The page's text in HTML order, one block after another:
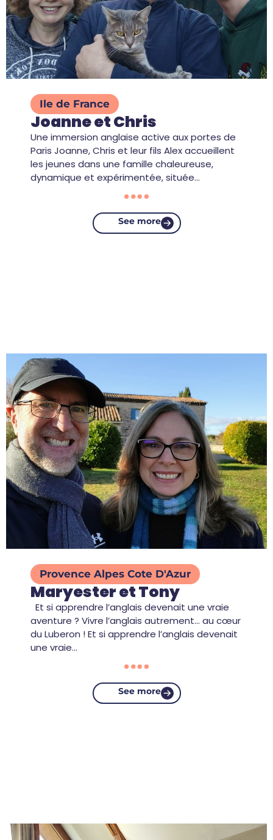
Ile de France
Joanne et Chris
Une immersion anglaise active aux portes de
Paris Joanne, Chris et leur fils Alex accueillent
les jeunes dans une famille chaleureuse,
dynamique et expérimentée, située…
See more
Provence Alpes Cote D'Azur
Maryester et Tony
Et si apprendre l’anglais devenait une vraie
aventure ? Vivre l’anglais autrement… au cœur
du Luberon ! Et si apprendre l’anglais devenait
une vraie…
See more